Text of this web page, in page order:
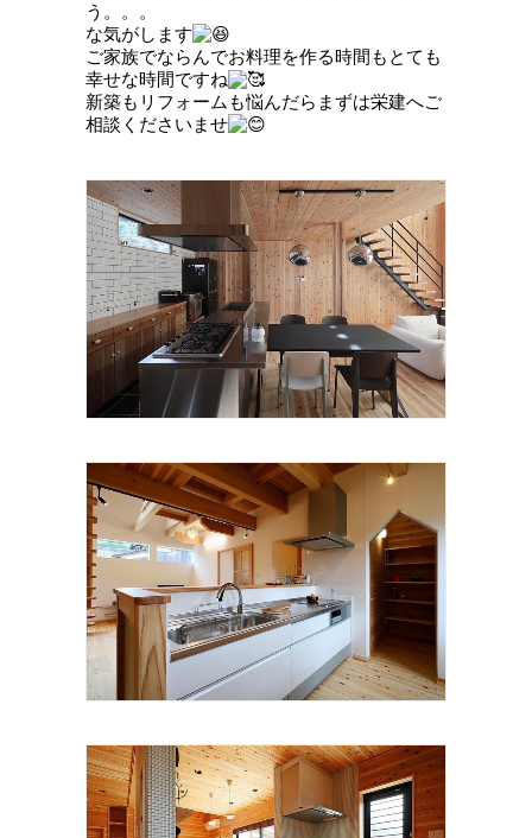
う。。。
な気がします
ご家族でならんでお料理を作る時間もとても
幸せな時間ですね
新築もリフォームも悩んだらまずは栄建へご
相談くださいませ